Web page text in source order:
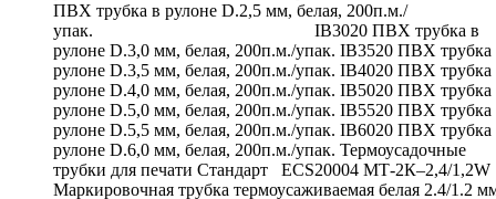
ПВХ трубка в рулоне D.2,5 мм, белая, 200п.м./
упак. IB3020 ПВХ трубка в
рулоне D.3,0 мм, белая, 200п.м./упак. IB3520 ПВХ трубка
рулоне D.3,5 мм, белая, 200п.м./упак. IB4020 ПВХ трубка
рулоне D.4,0 мм, белая, 200п.м./упак. IB5020 ПВХ трубка
рулоне D.5,0 мм, белая, 200п.м./упак. IB5520 ПВХ трубка
рулоне D.5,5 мм, белая, 200п.м./упак. IB6020 ПВХ трубка
рулоне D.6,0 мм, белая, 200п.м./упак. Термоусадочные
трубки для печати Стандарт ECS20004 МТ-2К–2,4/1,2W
Маркировочная трубка термоусаживаемая белая 2.4/1.2